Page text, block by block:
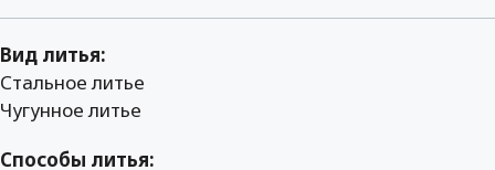
Вид литья:
Стальное литье
Чугунное литье
Способы литья: